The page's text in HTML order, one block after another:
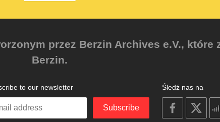
przez Berzin Archives e.V., które
Berzin.
Śledź nas na
on
facebook
to our newsletter
Subscribe